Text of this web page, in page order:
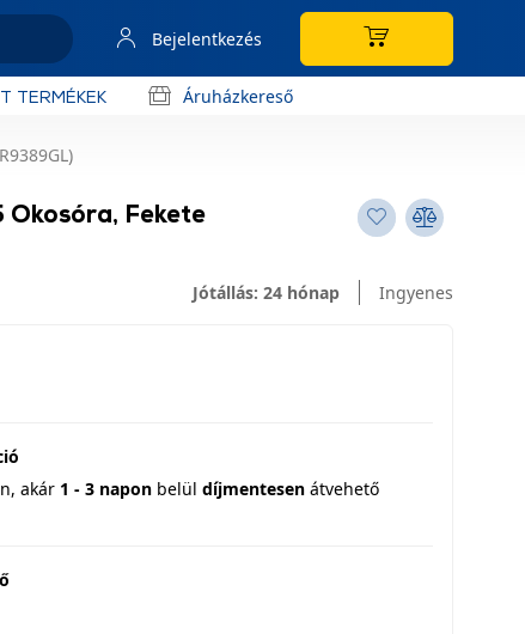
Bejelentkezés
TERMÉKEK Áruházkereső
Okosóra, Fekete
Jótállás: 24 hónap Ingyenes
akár 1 - 3 napon belül díjmentesen átvehető